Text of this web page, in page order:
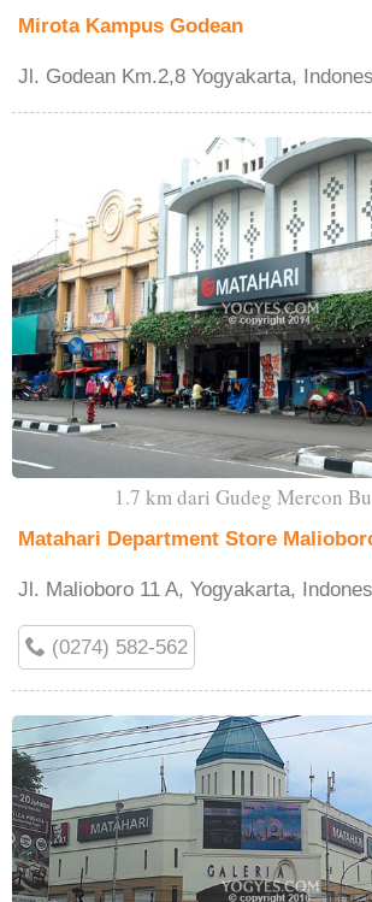
Mirota Kampus Godean
Jl. Godean Km.2,8 Yogyakarta,
1.7 km dari Gudeg Mercon
Matahari Department Store
Jl. Malioboro 11 A, Yogyakarta,
(0274) 582-562